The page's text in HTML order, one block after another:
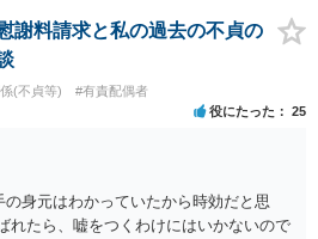
謝料請求と私の過去の不貞の
(不貞等) #有責配偶者
役にたった 25
身元はわかっていたから時効だと思
れたら、嘘をつくわけにはいかないので